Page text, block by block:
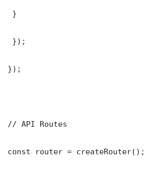
}
});
});
// API Routes
const router = createRouter();